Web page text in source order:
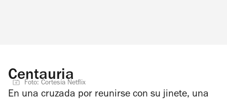
Centauria
Foto: Cortesía Netflix
En una cruzada por reunirse con su jinete, una